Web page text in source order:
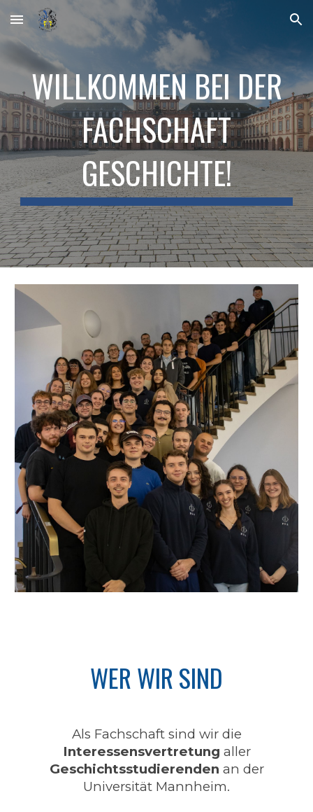
Skip to main content Skip to navigation
WILLKOMMEN BEI DER
FACHSCHAFT
GESCHICHTE!
WER WIR SIND
Als Fachschaft sind wir die
Interessensvertretung aller
Geschichtsstudierenden an der
Universität Mannheim.